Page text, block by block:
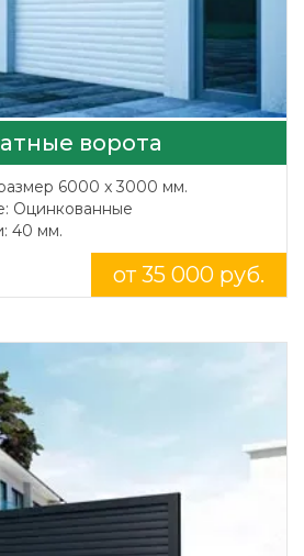
ворота
6000 x 3000 мм.
Оцинкованные
40 мм.
от 35 000 руб.